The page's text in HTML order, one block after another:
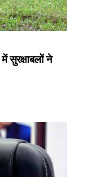
सुरक्षाबलों ने